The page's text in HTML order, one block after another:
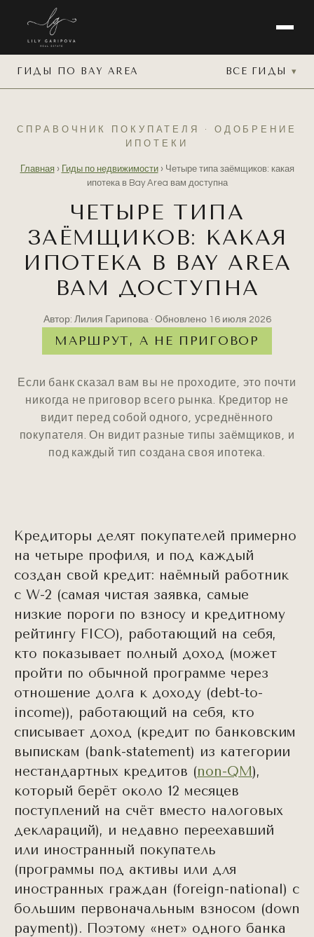
ГИДЫ ПО BAY AREA ВСЕ ГИДЫ
СПРАВОЧНИК ПОКУПАТЕЛЯ · ОДОБРЕНИЕ
ИПОТЕКИ
Главная› Гиды по недвижимости› Четыре типа заёмщиков: какая
ипотека в Bay Area вам доступна
ЧЕТЫРЕ ТИПА
ЗАЁМЩИКОВ: КАКАЯ
ИПОТЕКА В BAY AREA
ВАМ ДОСТУПНА
Автор: Лилия Гарипова · Обновлено 16 июля 2026
МАРШРУТ, А НЕ ПРИГОВОР
Если банк сказал вам вы не проходите, это почти
никогда не приговор всего рынка. Кредитор не
видит перед собой одного, усреднённого
покупателя. Он видит разные типы заёмщиков, и
под каждый тип создана своя ипотека.
Кредиторы делят покупателей примерно
на четыре профиля, и под каждый
создан свой кредит: наёмный работник
с W-2 (самая чистая заявка, самые
низкие пороги по взносу и кредитному
рейтингу FICO), работающий на себя,
кто показывает полный доход (может
пройти по обычной программе через
отношение долга к доходу (debt-to-
income)), работающий на себя, кто
списывает доход (кредит по банковским
выпискам (bank-statement) из категории
нестандартных кредитов (non-QM),
который берёт около 12 месяцев
поступлений на счёт вместо налоговых
деклараций), и недавно переехавший
или иностранный покупатель
(программы под активы или для
иностранных граждан (foreign-national) с
большим первоначальным взносом (down
payment)). Поэтому «нет» одного банка